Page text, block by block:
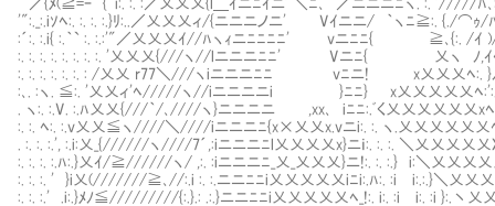
／{ﾒ(≧=ｰ {｀i:. :. :／乂乂乂{l＿ｲニﾆｲニ' ＼ﾆ､ ／ニニニﾆヽ. :. '/////ﾊ､:.
'":._:.iｿﾍ:. :. :. :.}ﾘ:..／乂乂乂ィ/{ニニニノニ' Vｲニニ/ ｀ヽﾆ≧:. {./⌒ｩ/ﾊ}:.
:´:. :.i{ :.｀` :. :.:'"／乂乂乂ｲ//ﾊヽｨニﾆﾆﾆﾆ' vニﾆﾆ{ ≧､{:. /ｲ )/ﾊ:. :.
:. :. :. :. :. :. :. :. '乂乂乂{///ヽ//lニニニﾆﾆ' Vニﾆ{ 乂ヽ ﾉ,ｲﾍ Y:.:
:. :. :. :. :. :. : /乂乂 r77＼///ヽiニニニﾆﾆ vﾆニ! x乂乂乂ﾍ:. }ﾉ} i:. :.
:､. :ヽ. ≦:. '乂乂ィ'ﾍ/////ヽ//iニニニニi }ﾆﾆ} x乂乂乂乂乂ﾍ:':. ﾚ':.
. ヽ:. :.V. :.ﾊ乂乂{///｀/､////ヽ}ニニニニ ,xx､ iﾆﾆ:.ﾞく乂乂乂乂乂乂xﾍ:.
:. :. ﾍ:. :.v乂乂≦ヽ////＼////iニニニﾆ{x×乂乂x.vニi:. :. ヽ.乂乂乂乂乂乂ﾍ
. :. :. :.', :.i:乂_{//////ヽ////7´,:iニニニﾆl乂乂乂乂x}ニｉ:. :. :. ＼乂乂乂乂
:. :. :. :.ﾊ:.}乂ｲ/≧//////ヽ/ ,:. :iニニニﾆ_乂_乂乂乂}ニ!:. :. :.} i:＼乂乂乂乂
:. :. :. ' }i乂(///////≧､//:.i :. :.ニニﾆﾆi乂乂乂乂乂iﾆi:.ﾊ:. :i i:.:.}＼乂乂
:. :. :.' .i:.}ﾒﾉ≦/////////{:.}.: .:.}ニニﾆﾆi乂乂乂乂乂ﾍ_!:. i:. :i i:. :i }:.丶乂